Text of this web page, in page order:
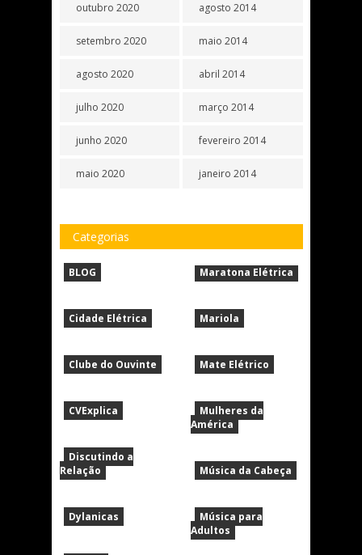
outubro 2020
setembro 2020
agosto 2020
julho 2020
junho 2020
maio 2020
agosto 2014
maio 2014
abril 2014
março 2014
fevereiro 2014
janeiro 2014
Categorias
BLOG
Cidade Elétrica
Clube do Ouvinte
CVExplica
Discutindo a
Relação
Dylanicas
Maratona Elétrica
Mariola
Mate Elétrico
Mulheres da
América
Música da Cabeça
Música para
Adultos